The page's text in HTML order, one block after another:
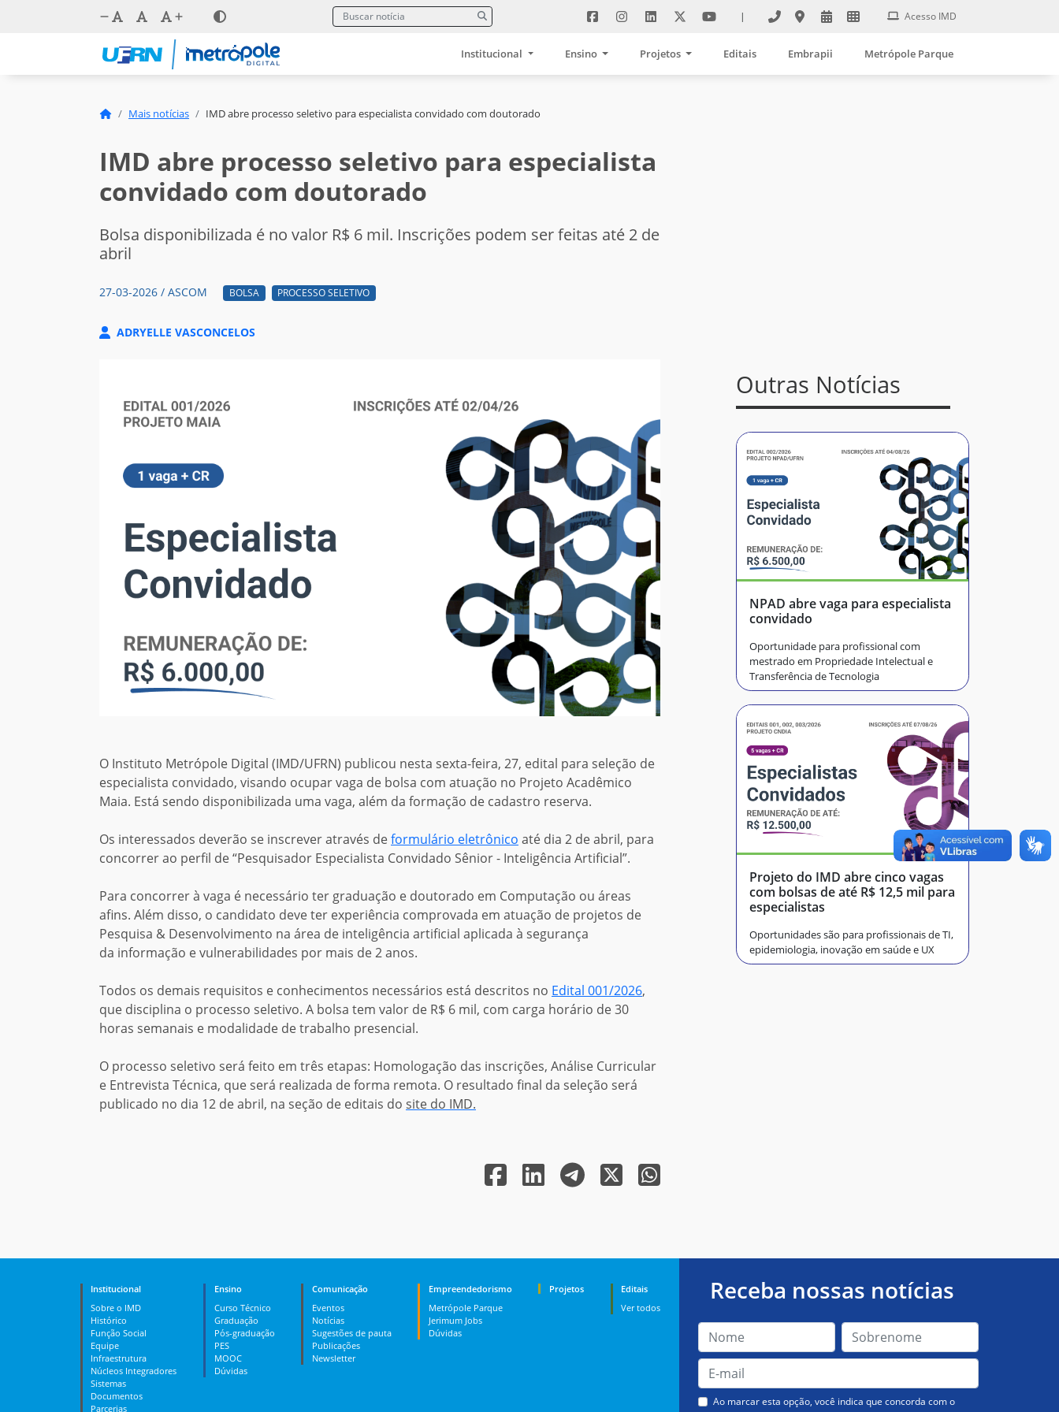
| Acesso IMD
Institucional Ensino Projetos Editais Embrapii Metrópole Parque
Mais notícias IMD abre processo seletivo para especialista convidado com doutorado
IMD abre processo seletivo para especialista
convidado com doutorado
Bolsa disponibilizada é no valor R$ 6 mil. Inscrições podem ser feitas até 2 de
abril
27-03-2026 / ASCOM BOLSA PROCESSO SELETIVO
ADRYELLE VASCONCELOS
O Instituto Metrópole Digital (IMD/UFRN) publicou nesta sexta-feira, 27, edital para seleção de
especialista convidado, visando ocupar vaga de bolsa com atuação no Projeto Acadêmico
Maia. Está sendo disponibilizada uma vaga, além da formação de cadastro reserva.
Os interessados deverão se inscrever através deformulário eletrônico até dia 2 de abril, para
concorrer ao perfil de “Pesquisador Especialista Convidado Sênior - Inteligência Artificial”.
Para concorrerà vaga é necessário ter graduação e doutorado em Computação ou áreas
afins. Além disso, o candidato deve ter experiência comprovada em atuação de projetos de
Pesquisa & Desenvolvimento na área de inteligência artificial aplicada à segurança
da informação e vulnerabilidades por mais de 2 anos.
Todos os demais requisitos e conhecimentos necessários está descritos no Edital 001/2026,
que disciplina o processo seletivo. A bolsa tem valor de R$ 6 mil, com carga horário de 30
horas semanais e modalidade de trabalho presencial.
O processo seletivo será feito em três etapas: Homologação das inscrições, Análise Curricular
e Entrevista Técnica, que será realizada de forma remota. O resultado final da seleção será
publicado no dia 12 de abril, na seção de editais do site do IMD.
Outras Notícias
NPAD abre vaga para especialista
convidado
Oportunidade para profissional com
mestrado em Propriedade Intelectual e
Transferência de Tecnologia
Projeto do IMD abre cinco vagas
com bolsas de até R$ 12,5 mil para
especialistas
Oportunidades são para profissionais de TI,
epidemiologia, inovação em saúde e UX
Institucional
Sobre o IMD
Histórico
Função Social
Equipe
Infraestrutura
Núcleos Integradores
Sistemas
Documentos
Parcerias
Ensino
Curso Técnico
Graduação
Pós-graduação
PES
MOOC
Dúvidas
Comunicação
Eventos
Notícias
Sugestões de pauta
Publicações
Newsletter
Empreendedorismo
Metrópole Parque
Jerimum Jobs
Dúvidas
Projetos
Editais
Ver todos
Receba nossas notícias
Ao marcar esta opção, você indica que concorda com o